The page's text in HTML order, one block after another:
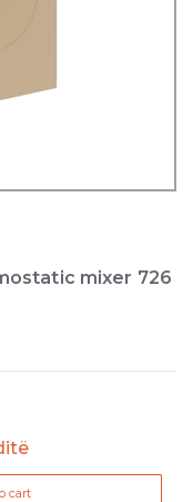
mixer 726
cart